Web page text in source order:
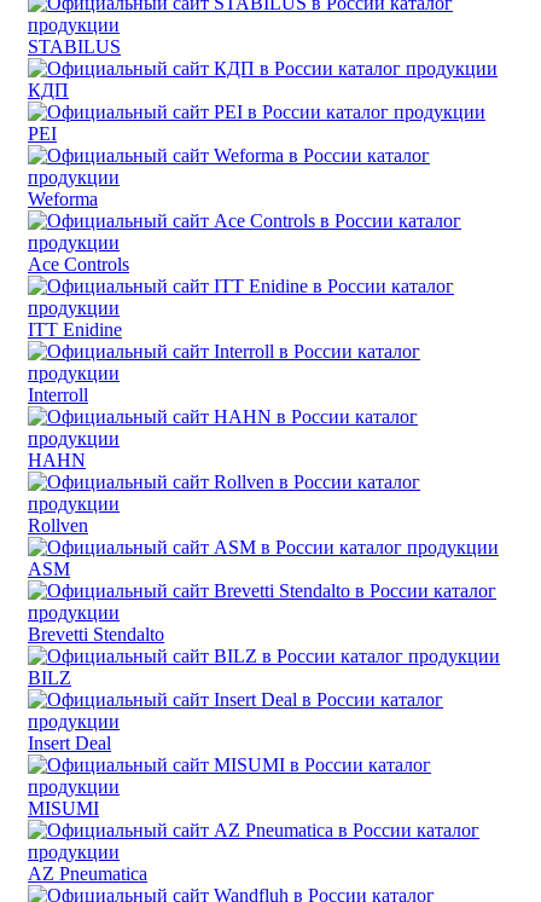
STABILUS
КДП
PEI
Weforma
Ace Controls
ITT Enidine
Interroll
HAHN
Rollven
ASM
Brevetti Stendalto
BILZ
Insert Deal
MISUMI
AZ Pneumatica